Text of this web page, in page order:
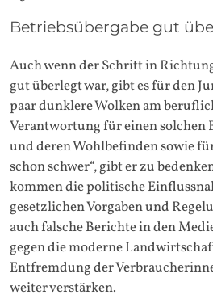
Betriebsübergabe gut
Auch wenn der Schritt in
gut überlegt war, gibt es für den
paar dunklere Wolken am
Verantwortung für einen solchen
und deren Wohlbefinden sowie
schon schwer“, gibt er zu
kommen die politische
gesetzlichen Vorgaben und
auch falsche Berichte in den
gegen die moderne
Entfremdung der
weiter verstärken.